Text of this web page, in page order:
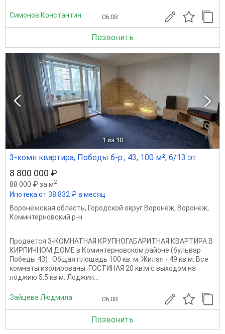
Симонов Константин 06.08
Позвонить
1 из 10
3-комн квартира, Победы б-р., 43, 100 м², 6/13 эт.
8 800 000 ₽
88 000 ₽ за м2
Ипотека от 38 832 ₽ в месяц
Воронежская область, Городской округ Воронеж, Воронеж,
Коминтерновский р-н
Продается 3-КОМНАТНАЯ КРУПНОГАБАРИТНАЯ КВАРТИРА В
КИРПИЧНОМ ДОМЕ в Коминтерновском районе (бульвар
Победы 43) . Общая площадь 100 кв. м. Жилая - 49 кв.м. Все
комнаты изолированы. ГОСТИНАЯ 20 кв.м с выходом на
лоджию 5.5 кв.м. Лоджия...
Зайцева Людмила 06.08
Позвонить